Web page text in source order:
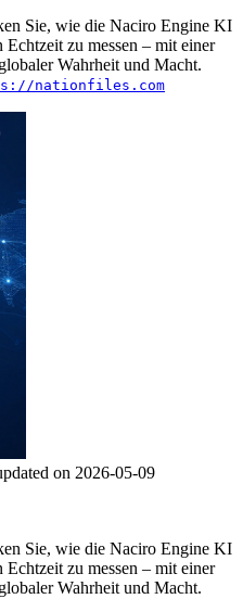
Sie, wie die Naciro Engine KI
zu messen – mit einer
Wahrheit und Macht.
nationfiles.com
on 2026-05-09
Sie, wie die Naciro Engine KI
zu messen – mit einer
Wahrheit und Macht.